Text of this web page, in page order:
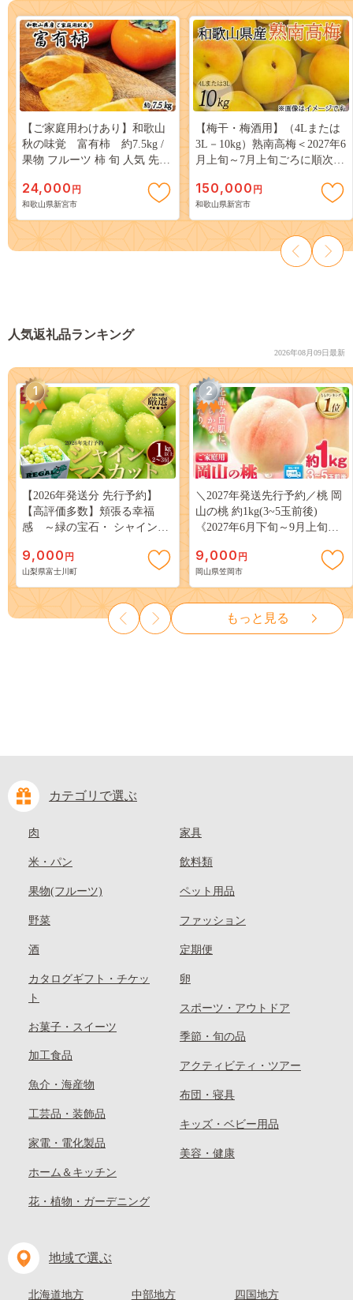
【ご家庭用わけあり】和歌山
秋の味覚 富有柿 約7.5kg /
果物 フルーツ 柿 旬 人気 先行
24,000 円
和歌山県新宮市
【梅干・梅酒用】（4Lまたは
3L－10kg）熟南高梅＜2027年6
月上旬～7月上旬ごろに順次発
150,000 円
和歌山県新宮市
人気返礼品ランキング
2026年08月09日最新
1
【2026年発送分 先行予約】
【高評価多数】頬張る幸福
感 ～緑の宝石・ シャインマ
３房） フルーツ 山梨県産 果
物 くだもの シャイン マスカ
ット ぶどう ブドウ 葡萄 大粒
種なし 先行予約 富士川町
10000円 一万円 9000円 九千円
9,000 円
山梨県富士川町
2
＼2027年発送先行予約／桃 岡
山の桃 約1kg(3~5玉前後)
《2027年6月下旬～9月上旬頃
岡山 はくとう スイーツ フル
ーツ 果物 デザート 旬 モモ も
も 先行予約 送料無料 果物 岡
山県 笠岡市 清水白桃 白鳳 白
麗 クール便---
kasaoka_zsy_419_100---
9,000 円
岡山県笠岡市
もっと見る
カテゴリで選ぶ
肉
米・パン
果物(フルーツ)
野菜
酒
カタログギフト・チケッ
ト
お菓子・スイーツ
加工食品
魚介・海産物
工芸品・装飾品
家電・電化製品
ホーム＆キッチン
花・植物・ガーデニング
家具
飲料類
ペット用品
ファッション
定期便
卵
スポーツ・アウトドア
季節・旬の品
アクティビティ・ツアー
布団・寝具
キッズ・ベビー用品
美容・健康
地域で選ぶ
北海道地方 中部地方 四国地方